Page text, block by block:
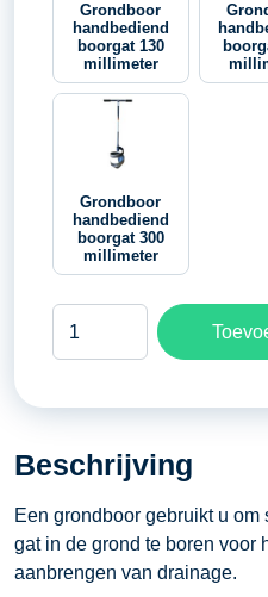
Grondboor
handbediend
boorgat 130
millimeter
Grondboor
handbediend
boorgat 300
millimeter
handbediend
120
aantal
Beschrijving
Een grondboor gebruikt u
gat in de grond te boren voor
aanbrengen van drainage.